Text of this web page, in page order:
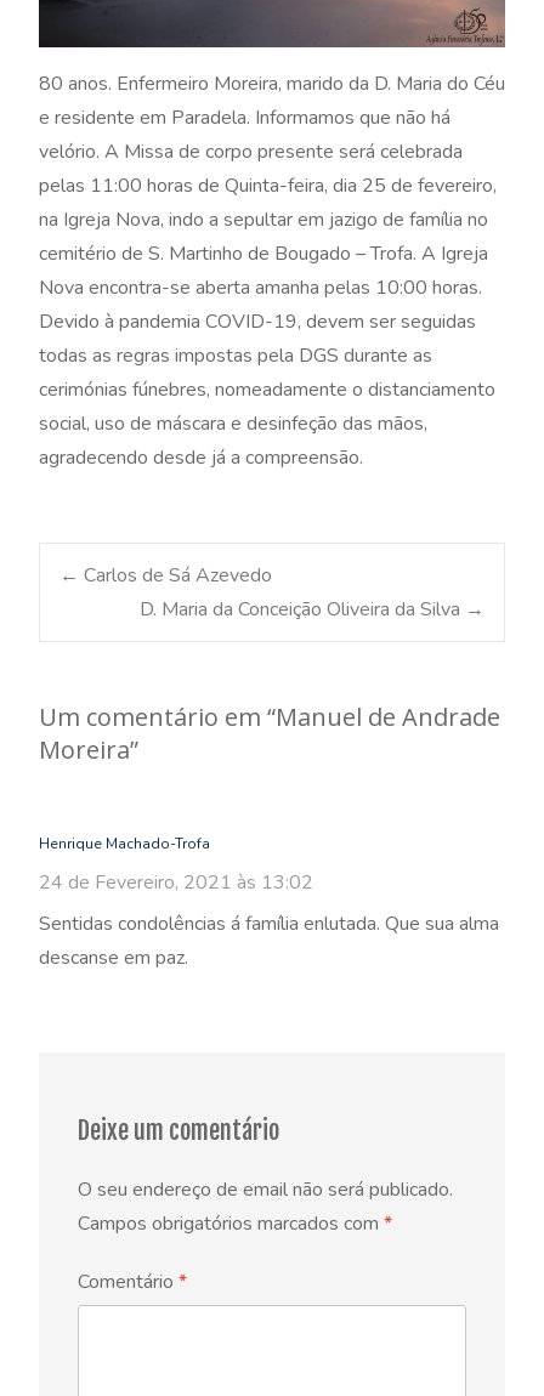
80 anos. Enfermeiro Moreira, marido da D. Maria do Céu
e residente em Paradela. Informamos que não há
velório. A Missa de corpo presente será celebrada
pelas 11:00 horas de Quinta-feira, dia 25 de fevereiro,
na Igreja Nova, indo a sepultar em jazigo de família no
cemitério de S. Martinho de Bougado – Trofa. A Igreja
Nova encontra-se aberta amanha pelas 10:00 horas.
Devido à pandemia COVID-19, devem ser seguidas
todas as regras impostas pela DGS durante as
cerimónias fúnebres, nomeadamente o distanciamento
social, uso de máscara e desinfeção das mãos,
agradecendo desde já a compreensão.
Post
← Carlos de Sá Azevedo
D. Maria da Conceição Oliveira da Silva →
Um comentário em “Manuel de Andrade
Moreira”
Henrique Machado-Trofa
24 de Fevereiro, 2021 às 13:02
Sentidas condolências á família enlutada. Que sua alma
descanse em paz.
Deixe um comentário
O seu endereço de email não será publicado.
Campos obrigatórios marcados com *
Comentário *